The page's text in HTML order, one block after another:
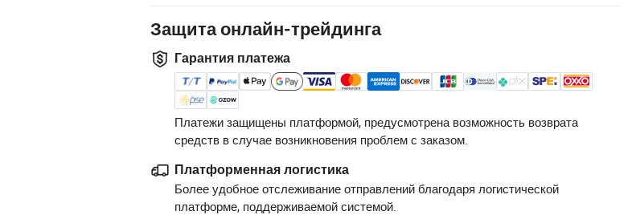
Защита онлайн-трейдинга
Гарантия платежа
Платежи защищены платформой, предусмотрена возможность возврата
средств в случае возникновения проблем с заказом.
Платформенная логистика
Более удобное отслеживание отправлений благодаря логистической
платформе, поддерживаемой системой.